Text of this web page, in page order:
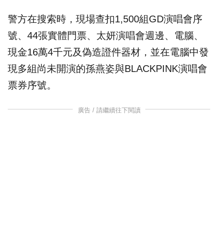
警方在搜索時，現場查扣1,500組GD演唱會序
號、44張實體門票、太妍演唱會週邊、電腦、
現金16萬4千元及偽造證件器材，並在電腦中發
現多組尚未開演的孫燕姿與BLACKPINK演唱會
票券序號。
廣告 / 請繼續往下閱讀